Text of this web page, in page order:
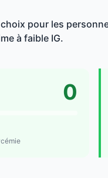
pour les
à faible IG.
0